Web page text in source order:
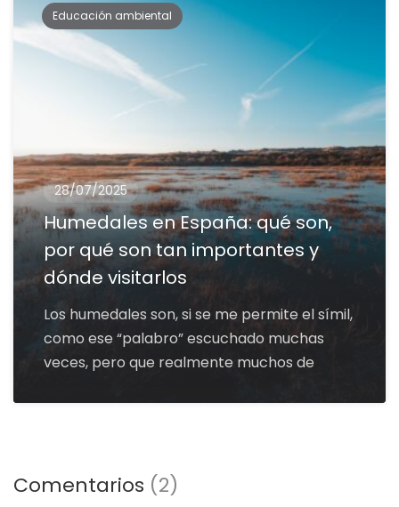
Educación ambiental
28/07/2025
Humedales en España: qué son,
por qué son tan importantes y
dónde visitarlos
Los humedales son, si se me permite el símil,
como ese “palabro” escuchado muchas
veces, pero que realmente muchos de
Comentarios (2)